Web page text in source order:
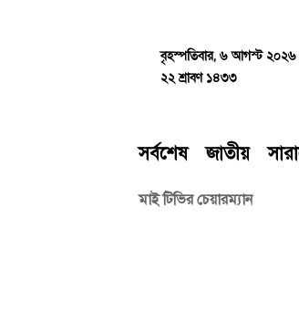
contentবৃহস্পতিবার, ৬ আগস্ট ২০২৬
২২ শ্রাবণ ১৪৩৩
সর্বশেষ জাতীয়
মাই টিভির চেয়ারম্যান